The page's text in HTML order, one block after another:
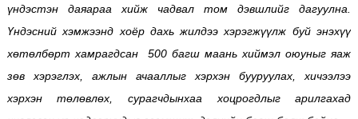
үндэстэн даяараа хийж чадвал том дэвшлийг дагуулна.
Үндэсний хэмжээнд хоёр дахь жилдээ хэрэгжүүлж буй энэхүү
хөтөлбөрт хамрагдсан 500 багш маань хиймэл оюуныг яаж
зөв хэрэглэх, ажлын ачааллыг хэрхэн бууруулах, хичээлээ
хэрхэн төлөвлөх, сурагчдынхаа хоцрогдлыг арилгахад